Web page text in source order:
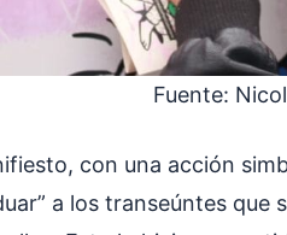
Fuente:
con una acción
a los transeúntes que